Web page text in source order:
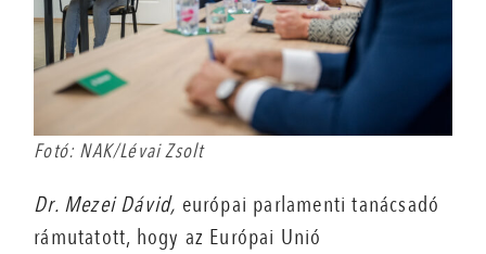
Fotó: NAK/Lévai Zsolt
Dr. Mezei Dávid, európai parlamenti tanácsadó
rámutatott, hogy az Európai Unió